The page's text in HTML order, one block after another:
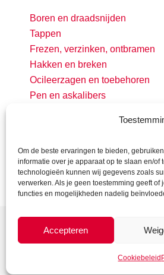
Om de beste ervaringen te bieden,
informatie over je apparaat op te slaan en/of
technologieën kunnen wij gegevens zoals
verwerken. Als je geen toestemming geeft
functies en mogelijkheden nadelig
Accepteren
Cookiebeleid
Boren en draadsnijden
Tappen
Frezen, verzinken, ontbramen
Hakken en breken
Ocileerzagen en toebehoren
Pen en askalibers